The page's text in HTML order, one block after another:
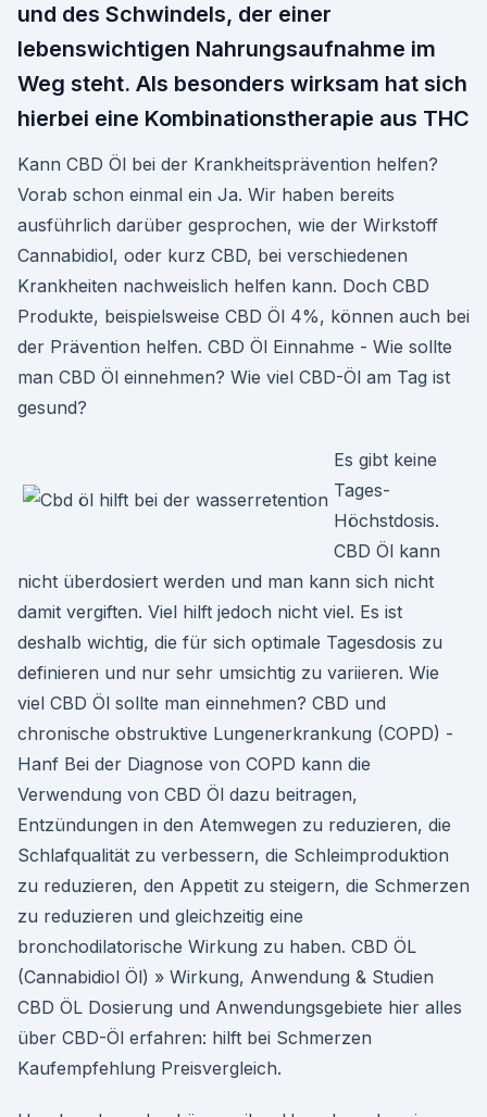
und des Schwindels, der einer
lebenswichtigen Nahrungsaufnahme im
Weg steht. Als besonders wirksam hat sich
hierbei eine Kombinationstherapie aus THC
Kann CBD Öl bei der Krankheitsprävention helfen?
Vorab schon einmal ein Ja. Wir haben bereits
ausführlich darüber gesprochen, wie der Wirkstoff
Cannabidiol, oder kurz CBD, bei verschiedenen
Krankheiten nachweislich helfen kann. Doch CBD
Produkte, beispielsweise CBD Öl 4%, können auch bei
der Prävention helfen. CBD Öl Einnahme - Wie sollte
man CBD Öl einnehmen? Wie viel CBD-Öl am Tag ist
gesund?
Es gibt keine
Tages-
Höchstdosis.
CBD Öl kann
nicht überdosiert werden und man kann sich nicht
damit vergiften. Viel hilft jedoch nicht viel. Es ist
deshalb wichtig, die für sich optimale Tagesdosis zu
definieren und nur sehr umsichtig zu variieren. Wie
viel CBD Öl sollte man einnehmen? CBD und
chronische obstruktive Lungenerkrankung (COPD) -
Hanf Bei der Diagnose von COPD kann die
Verwendung von CBD Öl dazu beitragen,
Entzündungen in den Atemwegen zu reduzieren, die
Schlafqualität zu verbessern, die Schleimproduktion
zu reduzieren, den Appetit zu steigern, die Schmerzen
zu reduzieren und gleichzeitig eine
bronchodilatorische Wirkung zu haben. CBD ÖL
(Cannabidiol Öl) » Wirkung, Anwendung & Studien
CBD ÖL Dosierung und Anwendungsgebiete hier alles
über CBD-Öl erfahren: hilft bei Schmerzen
Kaufempfehlung Preisvergleich.